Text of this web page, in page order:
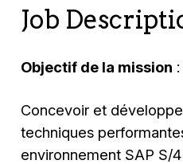
Job
Objectif de la mission :
Concevoir et
techniques
environnement SAP S/